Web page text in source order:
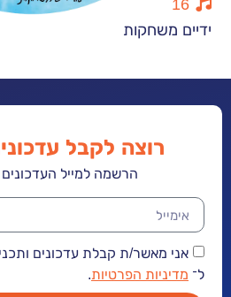
רוצה לקבל עדכונים
הרשמה למייל העדכונים של NetKids
הפרטיות.